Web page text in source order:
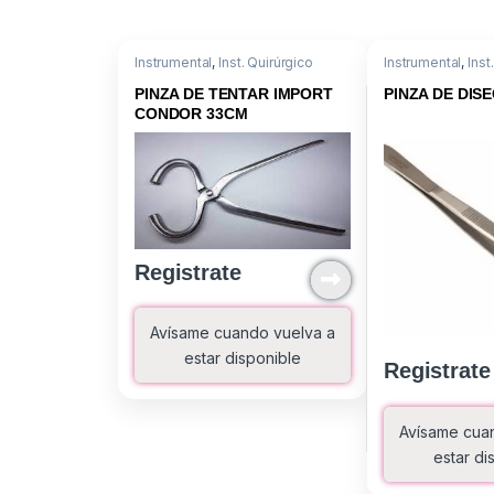
Instrumental, Inst. Quirúrgico
PINZA DE TENTAR IMPORT
CONDOR 33CM
Registrate
Avísame cuando vuelva a
estar disponible
Instrumental,
PINZA DE
Registrate
Avísame
estar